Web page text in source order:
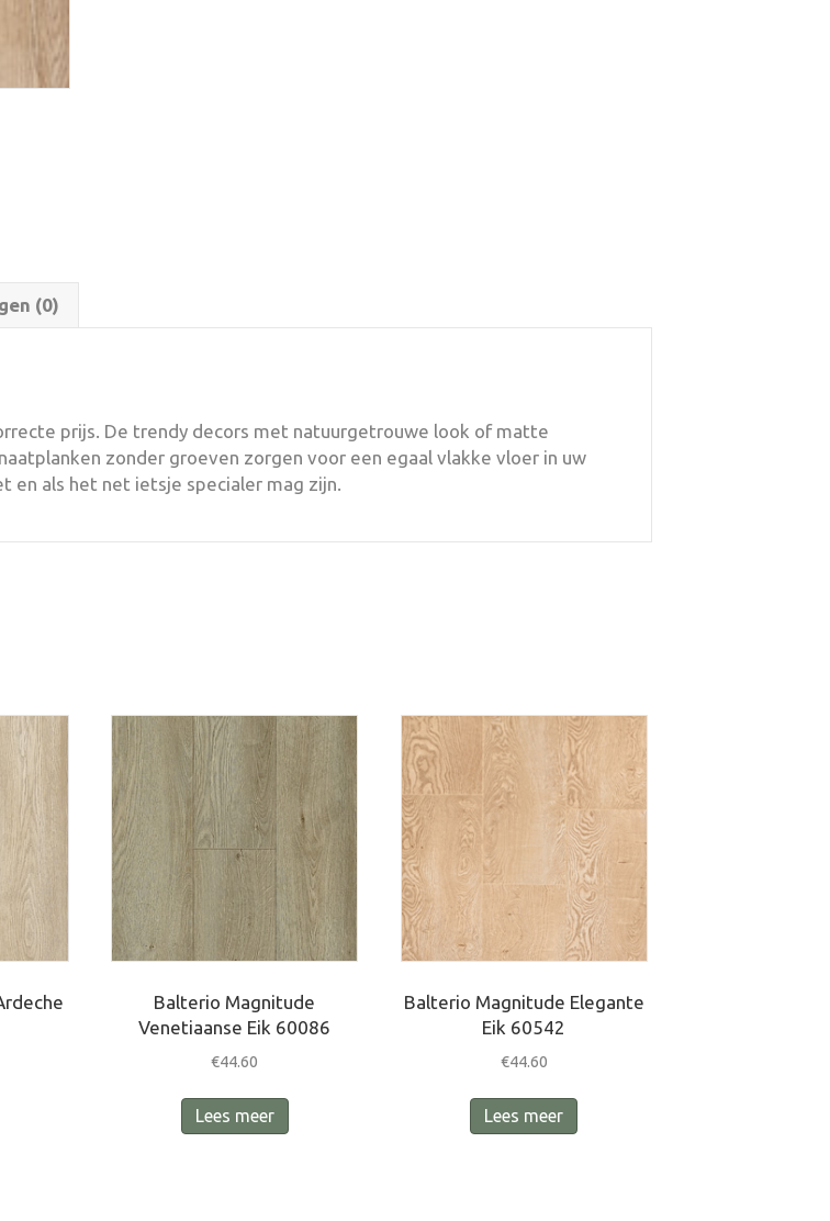
(0)
prijs. De trendy decors met natuurgetrouwe look of matte
zonder groeven zorgen voor een egaal vlakke vloer in uw
en als het net ietsje specialer mag zijn.
Balterio Magnitude
Venetiaanse Eik 60086
€44.60
Lees meer
Balterio Magnitude Elegante
Eik 60542
€44.60
Lees meer